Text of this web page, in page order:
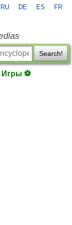
RU DE ES FR
Search!
Игры ⚽